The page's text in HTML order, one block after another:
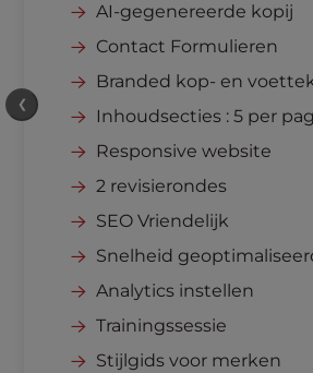
AI-gegenereerde kopij
Contact Formulieren
Branded kop- en
Inhoudsecties : 5 per
Responsive website
2 revisierondes
SEO Vriendelijk
Snelheid
Analytics instellen
Trainingssessie
Stijlgids voor merken
❮